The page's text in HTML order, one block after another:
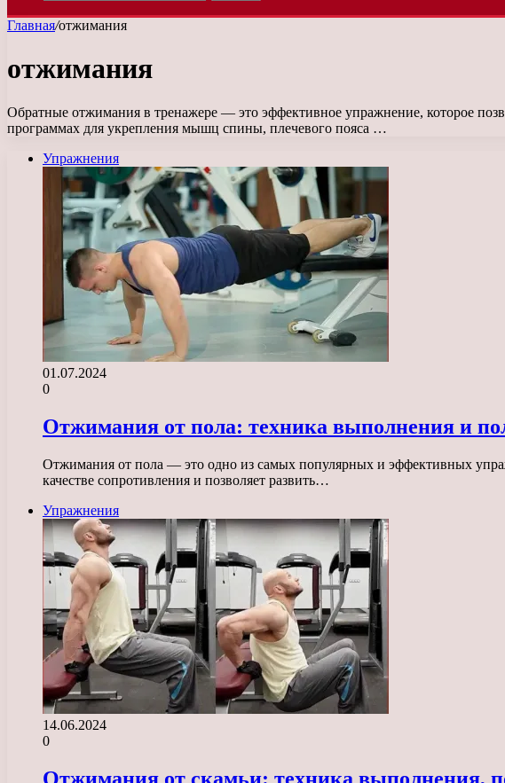
Главная/отжимания
отжимания
Обратные отжимания в тренажере — это эффективное упражнение, которое
программах для укрепления мышц спины, плечевого пояса …
Упражнения
01.07.2024
0
Отжимания от пола: техника выполнения и
Отжимания от пола — это одно из самых популярных и эффективных
качестве сопротивления и позволяет развить…
Упражнения
14.06.2024
0
Отжимания от скамьи: техника выполнения,